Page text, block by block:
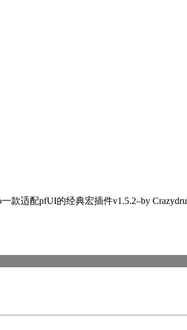
款适配pfUI的经典宏插件v1.5.2–by Crazydru